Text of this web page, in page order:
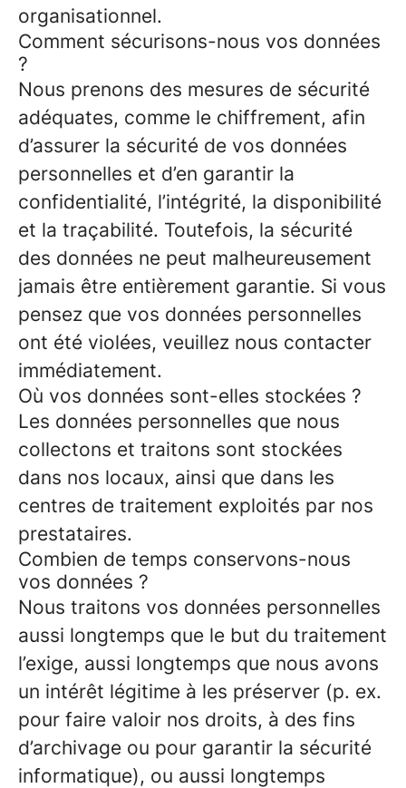
organisationnel.
Comment sécurisons-nous vos données
?
Nous prenons des mesures de sécurité
adéquates, comme le chiffrement, afin
d’assurer la sécurité de vos données
personnelles et d’en garantir la
confidentialité, l’intégrité, la disponibilité
et la traçabilité. Toutefois, la sécurité
des données ne peut malheureusement
jamais être entièrement garantie. Si vous
pensez que vos données personnelles
ont été violées, veuillez nous contacter
immédiatement.
Où vos données sont-elles stockées ?
Les données personnelles que nous
collectons et traitons sont stockées
dans nos locaux, ainsi que dans les
centres de traitement exploités par nos
prestataires.
Combien de temps conservons-nous
vos données ?
Nous traitons vos données personnelles
aussi longtemps que le but du traitement
l’exige, aussi longtemps que nous avons
un intérêt légitime à les préserver (p. ex.
pour faire valoir nos droits, à des fins
d’archivage ou pour garantir la sécurité
informatique), ou aussi longtemps